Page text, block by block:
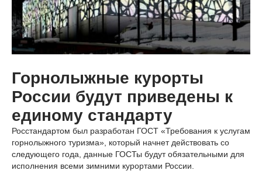
Горнолыжные курорты
России будут приведены к
единому стандарту
Росстандартом был разработан ГОСТ «Требования к услугам
горнолыжного туризма», который начнет действовать со
следующего года, данные ГОСТы будут обязательными для
исполнения всеми зимними курортами России.